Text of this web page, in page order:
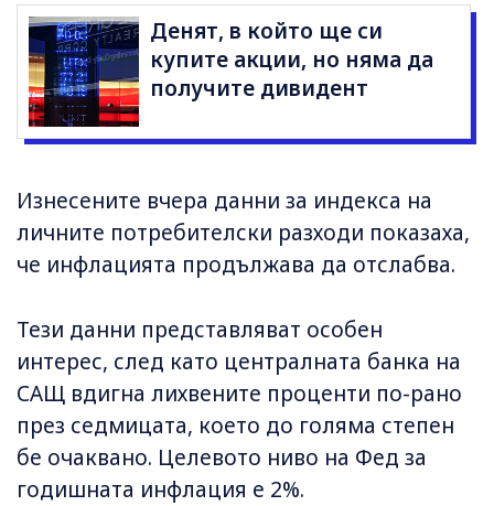
Денят, в който ще си
купите акции, но няма да
получите дивидент
Изнесените вчера данни за индекса на
личните потребителски разходи показаха,
че инфлацията продължава да отслабва.
Тези данни представляват особен
интерес, след като централната банка на
САЩ вдигна лихвените проценти по-рано
през седмицата, което до голяма степен
бе очаквано. Целевото ниво на Фед за
годишната инфлация е 2%.